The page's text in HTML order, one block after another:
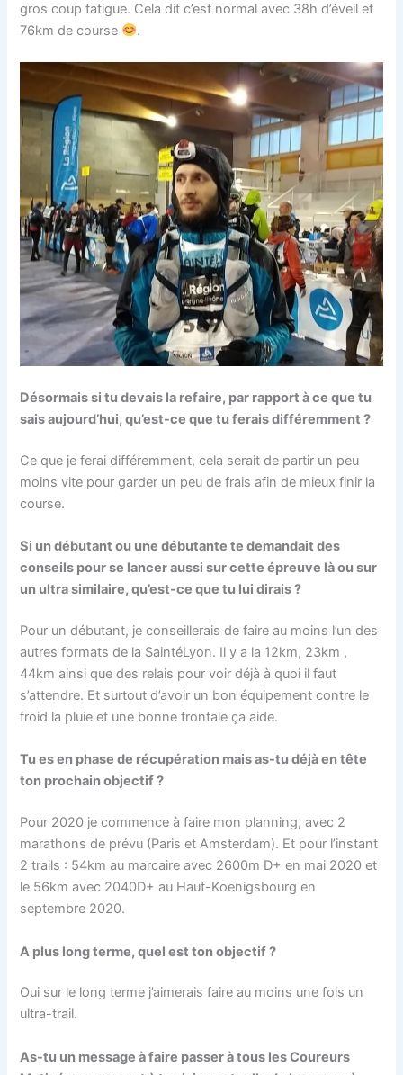
gros coup fatigue. Cela dit c’est normal avec 38h d’éveil et
76km de course
.
Désormais si tu devais la refaire, par rapport à ce que tu
sais aujourd’hui, qu’est-ce que tu ferais différemment ?
Ce que je ferai différemment, cela serait de partir un peu
moins vite pour garder un peu de frais afin de mieux finir la
course.
Si un débutant ou une débutante te demandait des
conseils pour se lancer aussi sur cette épreuve là ou sur
un ultra similaire, qu’est-ce que tu lui dirais ?
Pour un débutant, je conseillerais de faire au moins l’un des
autres formats de la SaintéLyon. Il y a la 12km, 23km ,
44km ainsi que des relais pour voir déjà à quoi il faut
s’attendre. Et surtout d’avoir un bon équipement contre le
froid la pluie et une bonne frontale ça aide.
Tu es en phase de récupération mais as-tu déjà en tête
ton prochain objectif ?
Pour 2020 je commence à faire mon planning, avec 2
marathons de prévu (Paris et Amsterdam). Et pour l’instant
2 trails : 54km au marcaire avec 2600m D+ en mai 2020et
le 56km avec 2040D+ au Haut-Koenigsbourg en
septembre 2020.
A plus long terme, quel est ton objectif ?
Oui sur le long terme j’aimerais faire au moins une fois un
ultra-trail.
As-tu un message à faire passer à tous les Coureurs